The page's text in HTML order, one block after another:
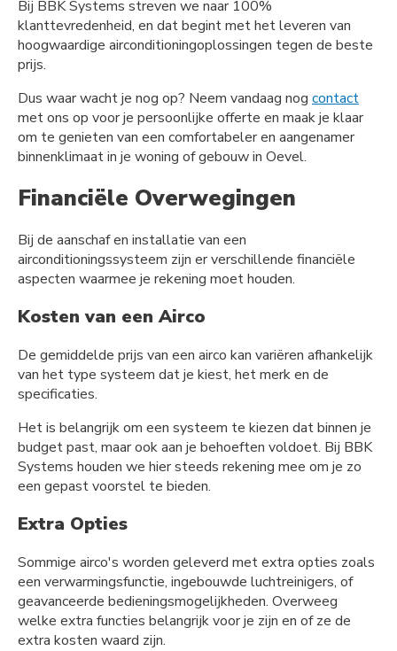
Bij BBK Systems streven we naar 100%
klanttevredenheid, en dat begint met het leveren van
hoogwaardige airconditioningoplossingen tegen de beste
prijs.
Dus waar wacht je nog op? Neem vandaag nog contact
met ons op voor je persoonlijke offerte en maak je klaar
om te genieten van een comfortabeler en aangenamer
binnenklimaat in je woning of gebouw in Oevel.
Financiële Overwegingen
Bij de aanschaf en installatie van een
airconditioningssysteem zijn er verschillende financiële
aspecten waarmee je rekening moet houden.
Kosten van een Airco
De gemiddelde prijs van een airco kan variëren afhankelijk
van het type systeem dat je kiest, het merk en de
specificaties.
Het is belangrijk om een systeem te kiezen dat binnen je
budget past, maar ook aan je behoeften voldoet. Bij BBK
Systems houden we hier steeds rekening mee om je zo
een gepast voorstel te bieden.
Extra Opties
Sommige airco's worden geleverd met extra opties zoals
een verwarmingsfunctie, ingebouwde luchtreinigers, of
geavanceerde bedieningsmogelijkheden. Overweeg
welke extra functies belangrijk voor je zijn en of ze de
extra kosten waard zijn.